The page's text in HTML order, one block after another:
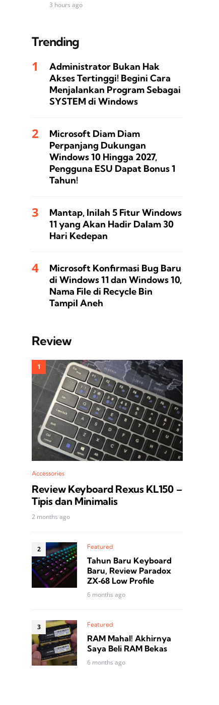
3 hours ago
Trending
Administrator Bukan Hak
Akses Tertinggi! Begini Cara
Menjalankan Program Sebagai
SYSTEM di Windows
Microsoft Diam Diam
Perpanjang Dukungan
Windows 10 Hingga 2027,
Pengguna ESU Dapat Bonus 1
Tahun!
Mantap, Inilah 5 Fitur Windows
11 yang Akan Hadir Dalam 30
Hari Kedepan
Microsoft Konfirmasi Bug Baru
di Windows 11 dan Windows 10,
Nama File di Recycle Bin
Tampil Aneh
Review
Accessories
Review Keyboard Rexus KL150 –
Tipis dan Minimalis
2 months ago
Featured
Tahun Baru Keyboard
Baru, Review Paradox
ZX‑68 Low Profile
6 months ago
Featured
RAM Mahal! Akhirnya
Saya Beli RAM Bekas
6 months ago